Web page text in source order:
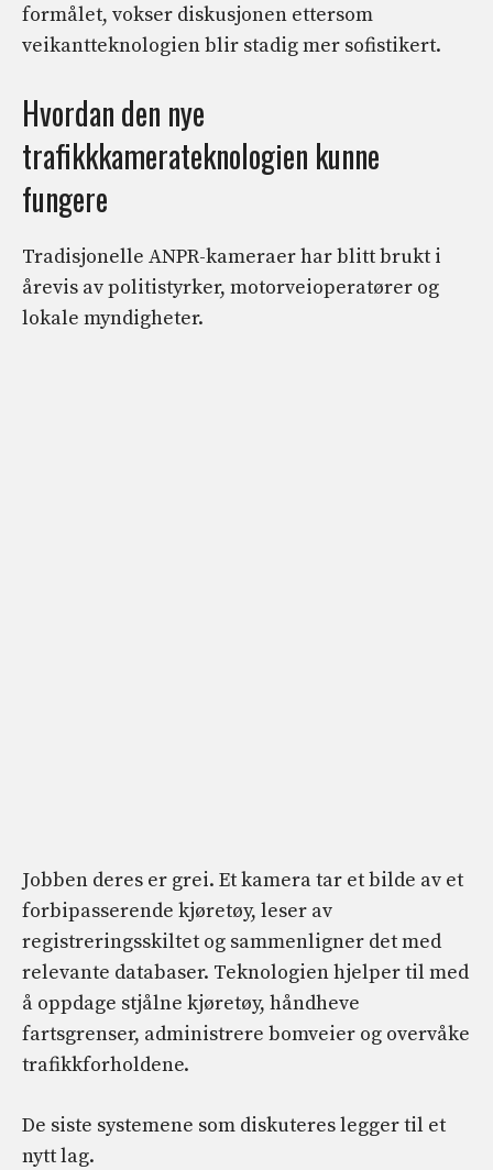
formålet, vokser diskusjonen ettersom
veikantteknologien blir stadig mer sofistikert.
Hvordan den nye
trafikkkamerateknologien kunne
fungere
Tradisjonelle ANPR-kameraer har blitt brukt i
årevis av politistyrker, motorveioperatører og
lokale myndigheter.
Jobben deres er grei. Et kamera tar et bilde av et
forbipasserende kjøretøy, leser av
registreringsskiltet og sammenligner det med
relevante databaser. Teknologien hjelper til med
å oppdage stjålne kjøretøy, håndheve
fartsgrenser, administrere bomveier og overvåke
trafikkforholdene.
De siste systemene som diskuteres legger til et
nytt lag.